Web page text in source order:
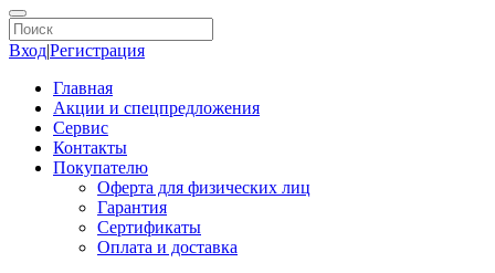
Вход|Регистрация
Главная
Акции и спецпредложения
Сервис
Контакты
Покупателю
Оферта для физических лиц
Гарантия
Сертификаты
Оплата и доставка